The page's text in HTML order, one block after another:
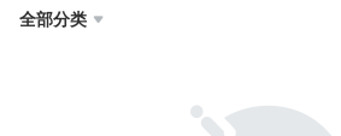
全部分类 